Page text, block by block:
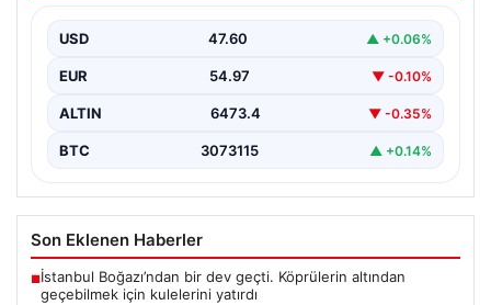
USD 47.60 ▲ +0.06%
EUR 54.97 ▼ -0.10%
ALTIN 6473.4 ▼ -0.35%
BTC 3073115 ▲ +0.14%
Son Eklenen Haberler
■İstanbul Boğazı’ndan bir dev geçti. Köprülerin altından
geçebilmek için kulelerini yatırdı